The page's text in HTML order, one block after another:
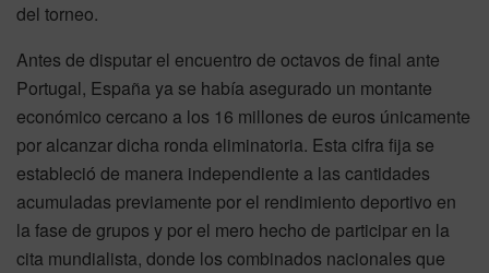
del torneo.
Antes de disputar el encuentro de octavos de final ante
Portugal, España ya se había asegurado un montante
económico cercano a los 16 millones de euros únicamente
por alcanzar dicha ronda eliminatoria. Esta cifra fija se
estableció de manera independiente a las cantidades
acumuladas previamente por el rendimiento deportivo en
la fase de grupos y por el mero hecho de participar en la
cita mundialista, donde los combinados nacionales que